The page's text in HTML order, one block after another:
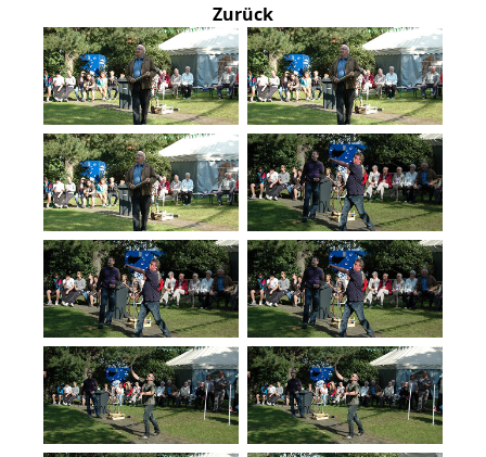
Zurück